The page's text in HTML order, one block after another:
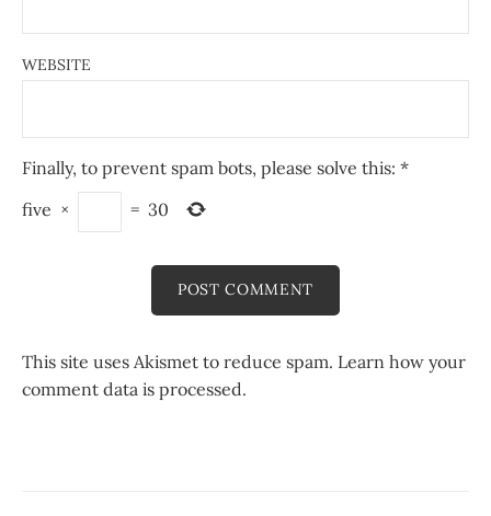
WEBSITE
Finally, to prevent spam bots, please solve this: *
five × = 30
This site uses Akismet to reduce spam. Learn how your
comment data is processed.